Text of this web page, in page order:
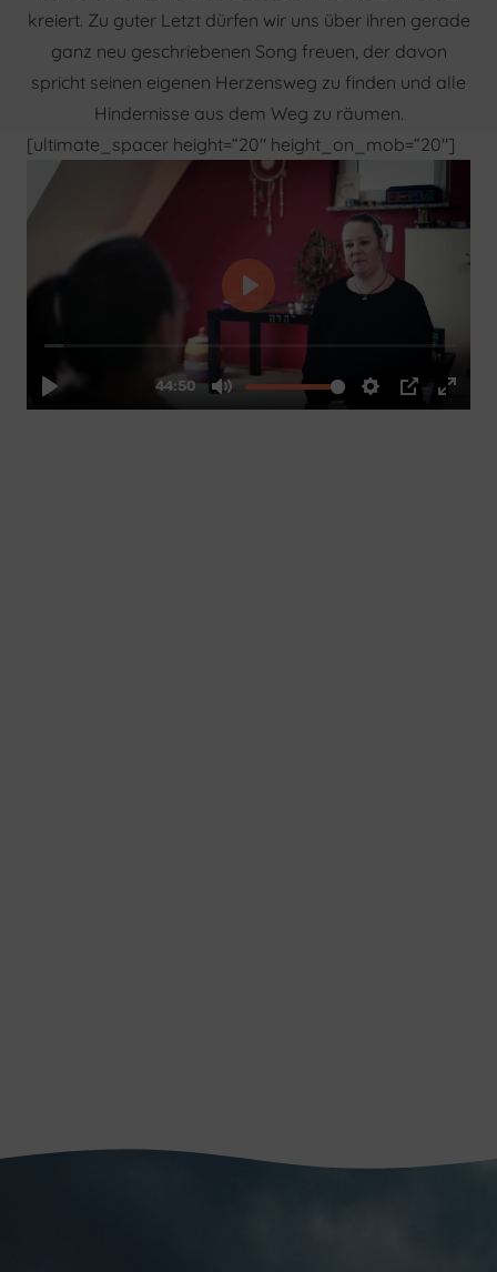
kreiert. Zu guter Letzt dürfen wir uns über ihren gerade
ganz neu geschriebenen Song freuen, der davon
spricht seinen eigenen Herzensweg zu finden und alle
Hindernisse aus dem Weg zu räumen.
[ultimate_spacer height=“20″ height_on_mob=“20″]